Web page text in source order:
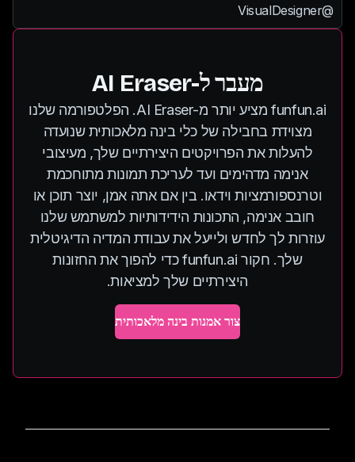
@VisualDesigner
מעבר ל-AI Eraser
funfun.ai מציע יותר מ-AI Eraser. הפלטפורמה שלנו
מצוידת בחבילה של כלי בינה מלאכותית שנועדה
להעלות את הפרויקטים היצירתיים שלך, מעיצובי
אנימה מדהימים ועד לעריכת תמונות מתוחכמת
וטרנספורמציות וידאו. בין אם אתה אמן, יוצר תוכן או
חובב אנימה, התכונות הידידותיות למשתמש שלנו
עוזרות לך לחדש ולייעל את עבודת המדיה הדיגיטלית
שלך. חקור funfun.ai כדי להפוך את החזונות
היצירתיים שלך למציאות.
צור אמנות בינה מלאכותית